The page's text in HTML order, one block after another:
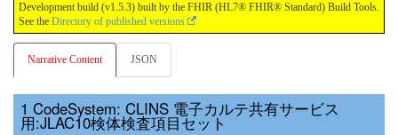
Development build (v1.5.3) built by the FHIR (HL7® FHIR® Standard) Build Tools.
See the Directory of published versions
Narrative Content JSON
CodeSystem: CLINS 電子カルテ共有サービス
用:JLAC10検体検査項目セット